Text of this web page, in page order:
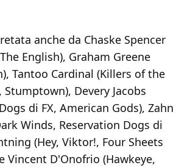
anche da Chaske Spencer
English), Graham Greene
Tantoo Cardinal (Killers of the
Devery Jacobs
di FX, American Gods), Zahn
Winds, Reservation Dogs di
(Hey, Viktor!, Four Sheets
Vincent D'Onofrio (Hawkeye,